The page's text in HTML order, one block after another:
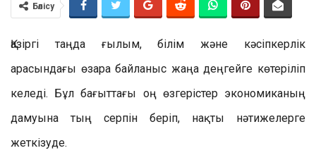
Бөлісу
Қазіргі таңда ғылым, білім және кәсіпкерлік
арасындағы өзара байланыс жаңа деңгейге көтеріліп
келеді. Бұл бағыттағы оң өзгерістер экономиканың
дамуына тың серпін беріп, нақты нәтижелерге
жеткізуде.